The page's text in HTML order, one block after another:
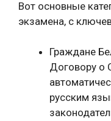
Вот основные
экзамена, с
Граждане
Договору о
русским